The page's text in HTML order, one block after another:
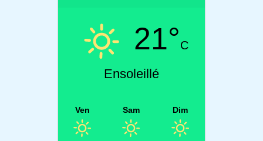
21°C
Ensoleillé
Ven Sam Dim